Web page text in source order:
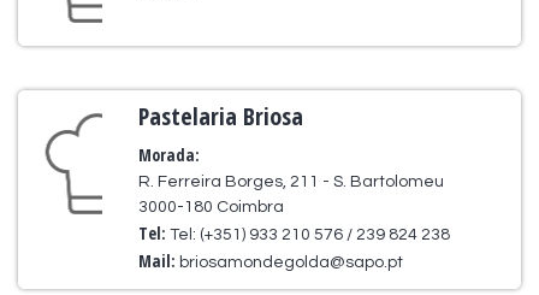
Pastelaria Briosa
Morada:
R. Ferreira Borges, 211 - S. Bartolomeu
3000-180 Coimbra
Tel:Tel: (+351) 933 210 576 / 239 824 238
Mail:briosamondegolda@sapo.pt